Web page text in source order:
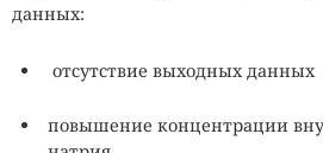
данных:
отсутствие выходных данных
повышение концентрации